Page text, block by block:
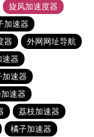
旋风加速度器
加速器
器
外网网址导航
速器
加速器
速器
荔枝加速器
橘子加速器